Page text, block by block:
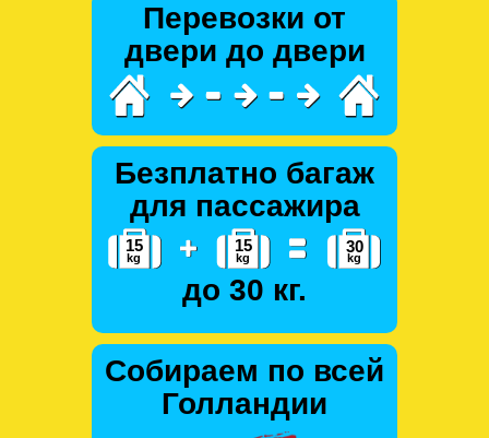
Перевозки от
двери до двери
Безплатно багаж
для пассажира
до 30 кг.
Собираем по всей
Голландии